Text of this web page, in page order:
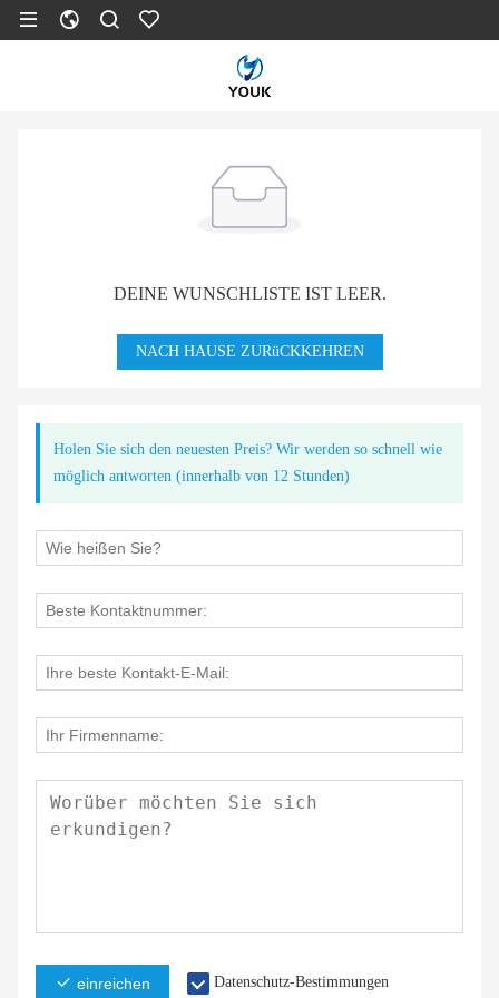
DEINE WUNSCHLISTE IST LEER.
NACH HAUSE ZURüCKKEHREN
Holen Sie sich den neuesten Preis? Wir werden so schnell wie
möglich antworten (innerhalb von 12 Stunden)
einreichen Datenschutz-Bestimmungen